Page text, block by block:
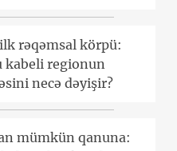
rəqəmsal körpü:
kabeli regionun
necə dəyişir?
mümkün qanuna: